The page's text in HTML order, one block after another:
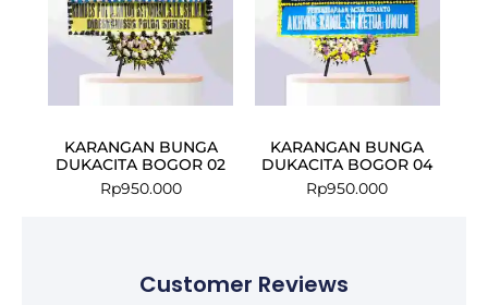
KARANGAN BUNGA
DUKACITA BOGOR 02
Rp950.000
KARANGAN BUNGA
DUKACITA BOGOR 04
Rp950.000
Customer Reviews